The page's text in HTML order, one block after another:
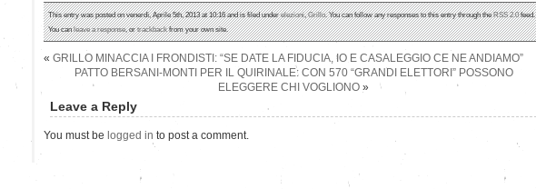
This entry was posted on venerdì, Aprile 5th, 2013 at 10:16 and is filed underelezioni,Grillo. You can follow any responses to this entry through theRSS 2.0feed.
You canleave a response, ortrackbackfrom your own site.
« GRILLO MINACCIA I FRONDISTI: “SE DATE LA FIDUCIA, IO E CASALEGGIO CE NE ANDIAMO”
PATTO BERSANI-MONTI PER IL QUIRINALE: CON 570 “GRANDI ELETTORI” POSSONO
ELEGGERE CHI VOGLIONO »
Leave a Reply
You must be logged in to post a comment.